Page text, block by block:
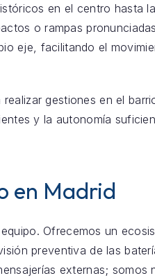
en el centro hasta
o rampas
eje, facilitando el
gestiones en el
y la autonomía
en Madrid
Ofrecemos un
preventiva de las
externas; somos